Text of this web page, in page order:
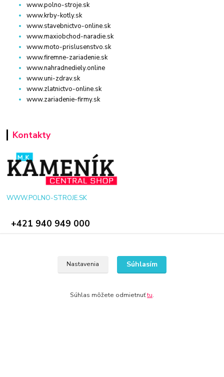
www.polno-stroje.sk
www.krby-kotly.sk
www.stavebnictvo-online.sk
www.maxiobchod-naradie.sk
www.moto-prislusenstvo.sk
www.firemne-zariadenie.sk
www.nahradnediely.online
www.uni-zdrav.sk
www.zlatnictvo-online.sk
www.zariadenie-firmy.sk
Kontakty
WWW.POLNO-STROJE.SK
+421 940 949 000
Nastavenia Súhlasím
Súhlas môžete odmietnuťtu.